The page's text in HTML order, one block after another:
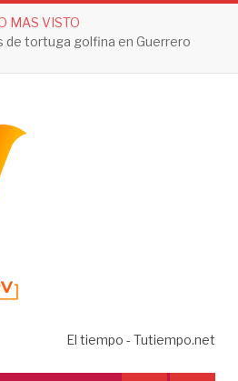
MAS VISTO
de tortuga golfina en Guerrero
El tiempo - Tutiempo.net